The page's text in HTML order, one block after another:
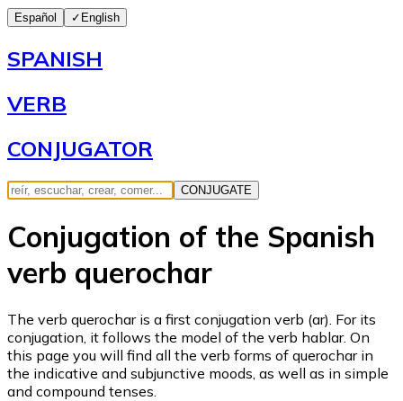
Español ✓ English
SPANISH
VERB
CONJUGATOR
CONJUGATE
Conjugation of the Spanish
verb querochar
The verb querochar is a first conjugation verb (ar). For its
conjugation, it follows the model of the verb hablar. On
this page you will find all the verb forms of querochar in
the indicative and subjunctive moods, as well as in simple
and compound tenses.